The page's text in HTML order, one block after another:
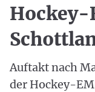
Hockey-
Auftakt nach
der Hockey-